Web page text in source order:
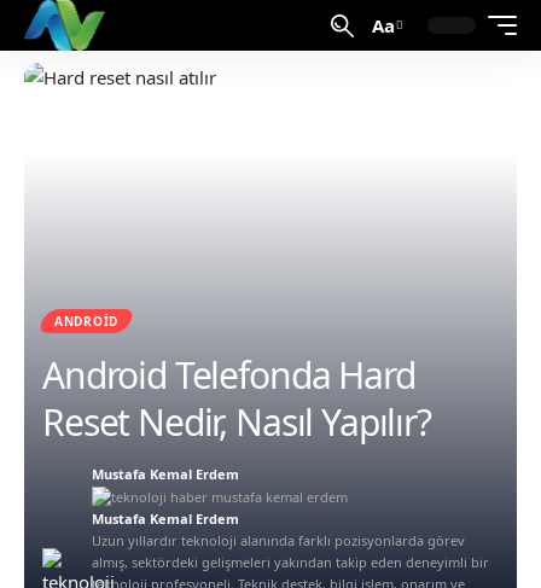
Aa
ANDROID
Android Telefonda Hard
Reset Nedir, Nasıl Yapılır?
Mustafa Kemal Erdem
Mustafa Kemal Erdem
Uzun yıllardır teknoloji alanında farklı pozisyonlarda görev
almış, sektördeki gelişmeleri yakından takip eden deneyimli bir
teknoloji profesyoneli. Teknik destek, bilgi işlem, onarım ve